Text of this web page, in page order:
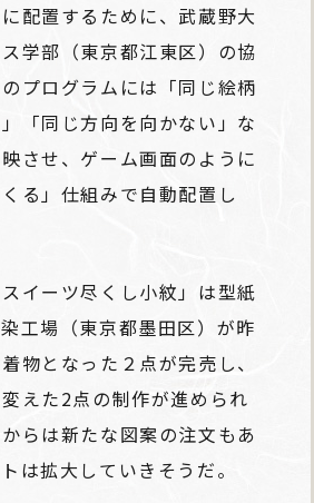
配置するために、武蔵野大
学部（東京都江東区）の協
プログラムには「同じ絵柄
「同じ方向を向かない」な
させ、ゲーム画面のように
る」仕組みで自動配置し
イーツ尽くし小紋」は型紙
工場（東京都墨田区）が昨
物となった２点が完売し、
えた2点の制作が進められ
らは新たな図案の注文もあ
は拡大していきそうだ。